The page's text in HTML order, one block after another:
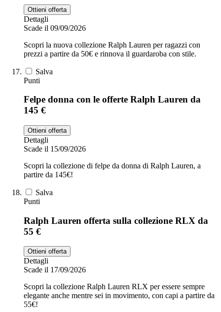
Ottieni offerta
Dettagli
Scade il 09/09/2026
Scopri la nuova collezione Ralph Lauren per ragazzi con
prezzi a partire da 50€ e rinnova il guardaroba con stile.
Salva
Punti
Felpe donna con le offerte Ralph Lauren da
145 €
Ottieni offerta
Dettagli
Scade il 15/09/2026
Scopri la collezione di felpe da donna di Ralph Lauren, a
partire da 145€!
Salva
Punti
Ralph Lauren offerta sulla collezione RLX da
55 €
Ottieni offerta
Dettagli
Scade il 17/09/2026
Scopri la collezione Ralph Lauren RLX per essere sempre
elegante anche mentre sei in movimento, con capi a partire da
55€!